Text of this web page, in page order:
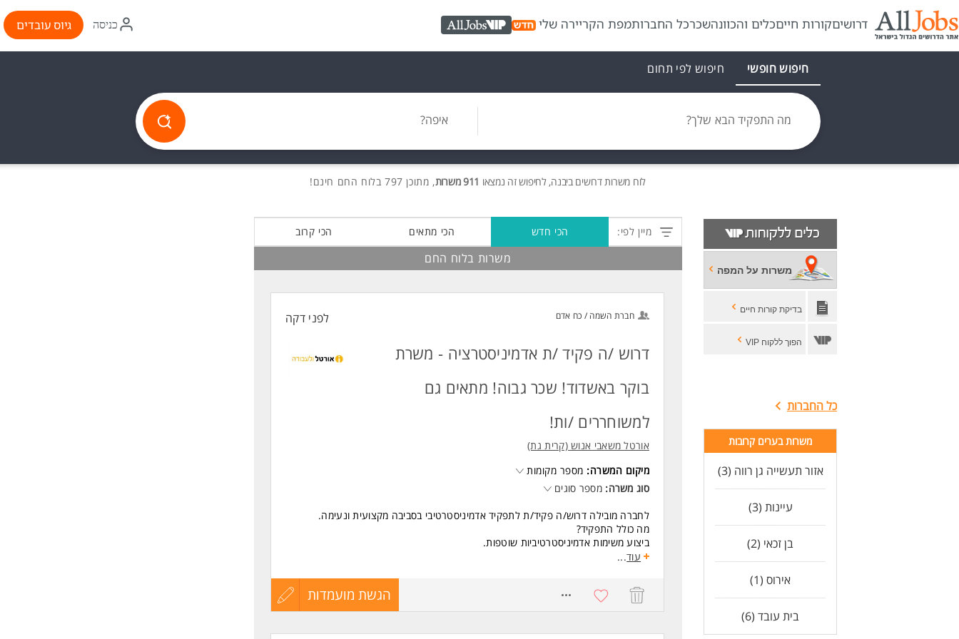
דרושיםקורות חייםכלים והכוונהשכרכל החברותמפת הקריירה שלי AllJobs VIP
איקון
התחברות
כניסה גיוס עובדים
חיפוש חופשי חיפוש לפי תחום
מה התפקיד הבא שלך? איפה?
לוח משרותדרושים ביבנה, לחיפוש זה נמצאו 911 משרות , מתוכן 797 בלוח החם חינם!
משרות על המפה
בדיקת קורות חיים
הפוך ללקוח VIP
כל החברות
משרות בערים קרובות
אזור תעשייה גן רווה (3)
עיינות (3)
בן זכאי (2)
אירוס (1)
בית עובד (6)
מיין לפי: הכי חדש הכי מתאים הכי קרוב
משרות בלוח החם
חברת השמה / כח אדם לפני דקה
דרוש /ה פקיד /ת אדמיניסטרציה - משרת
בוקר באשדוד! שכר גבוה! מתאים גם
למשוחררים /ות!
אורטל משאבי אנוש (קרית גת)
מיקום המשרה: מספר מקומות
סוג משרה: מספר סוגים
לחברה מובילה דרוש/ה פקיד/ת לתפקיד אדמיניסטרטיבי בסביבה מקצועית ונעימה.
מה כולל התפקיד?
ביצוע משימות אדמיניסטרטיביות שוטפות.
עבודה מול מערכות מחשב.
עבודה מסודרת מול ממשקים בארגון.
.
דרישות:
עוד...
הגשת מועמדות
עדכון